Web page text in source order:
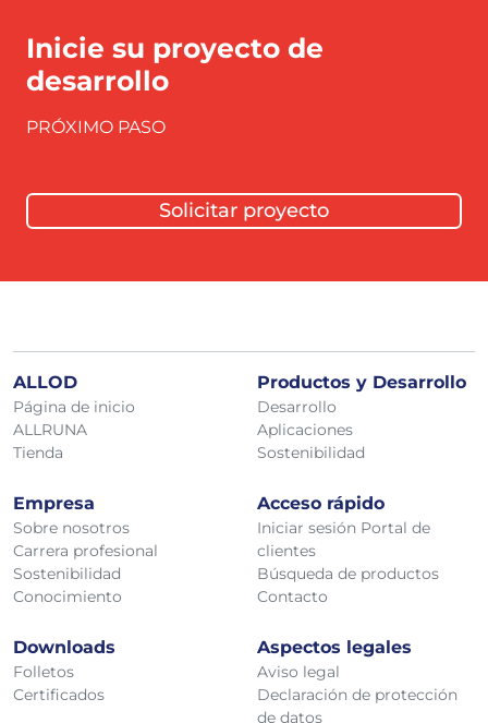
Inicie su proyecto de
desarrollo
PRÓXIMO PASO
Solicitar proyecto
ALLOD
Página de inicio
ALLRUNA
Tienda
Productos y Desarrollo
Desarrollo
Aplicaciones
Sostenibilidad
Empresa
Sobre nosotros
Carrera profesional
Sostenibilidad
Conocimiento
Acceso rápido
Iniciar sesión Portal de
clientes
Búsqueda de productos
Contacto
Downloads
Folletos
Certificados
Aspectos legales
Aviso legal
Declaración de protección
de datos